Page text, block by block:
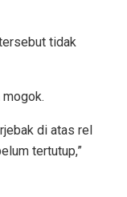
tidak
di atas rel
tertutup,”